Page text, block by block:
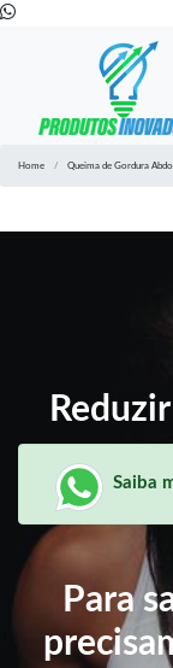
Home Queima de Gordura
Saiba
Para